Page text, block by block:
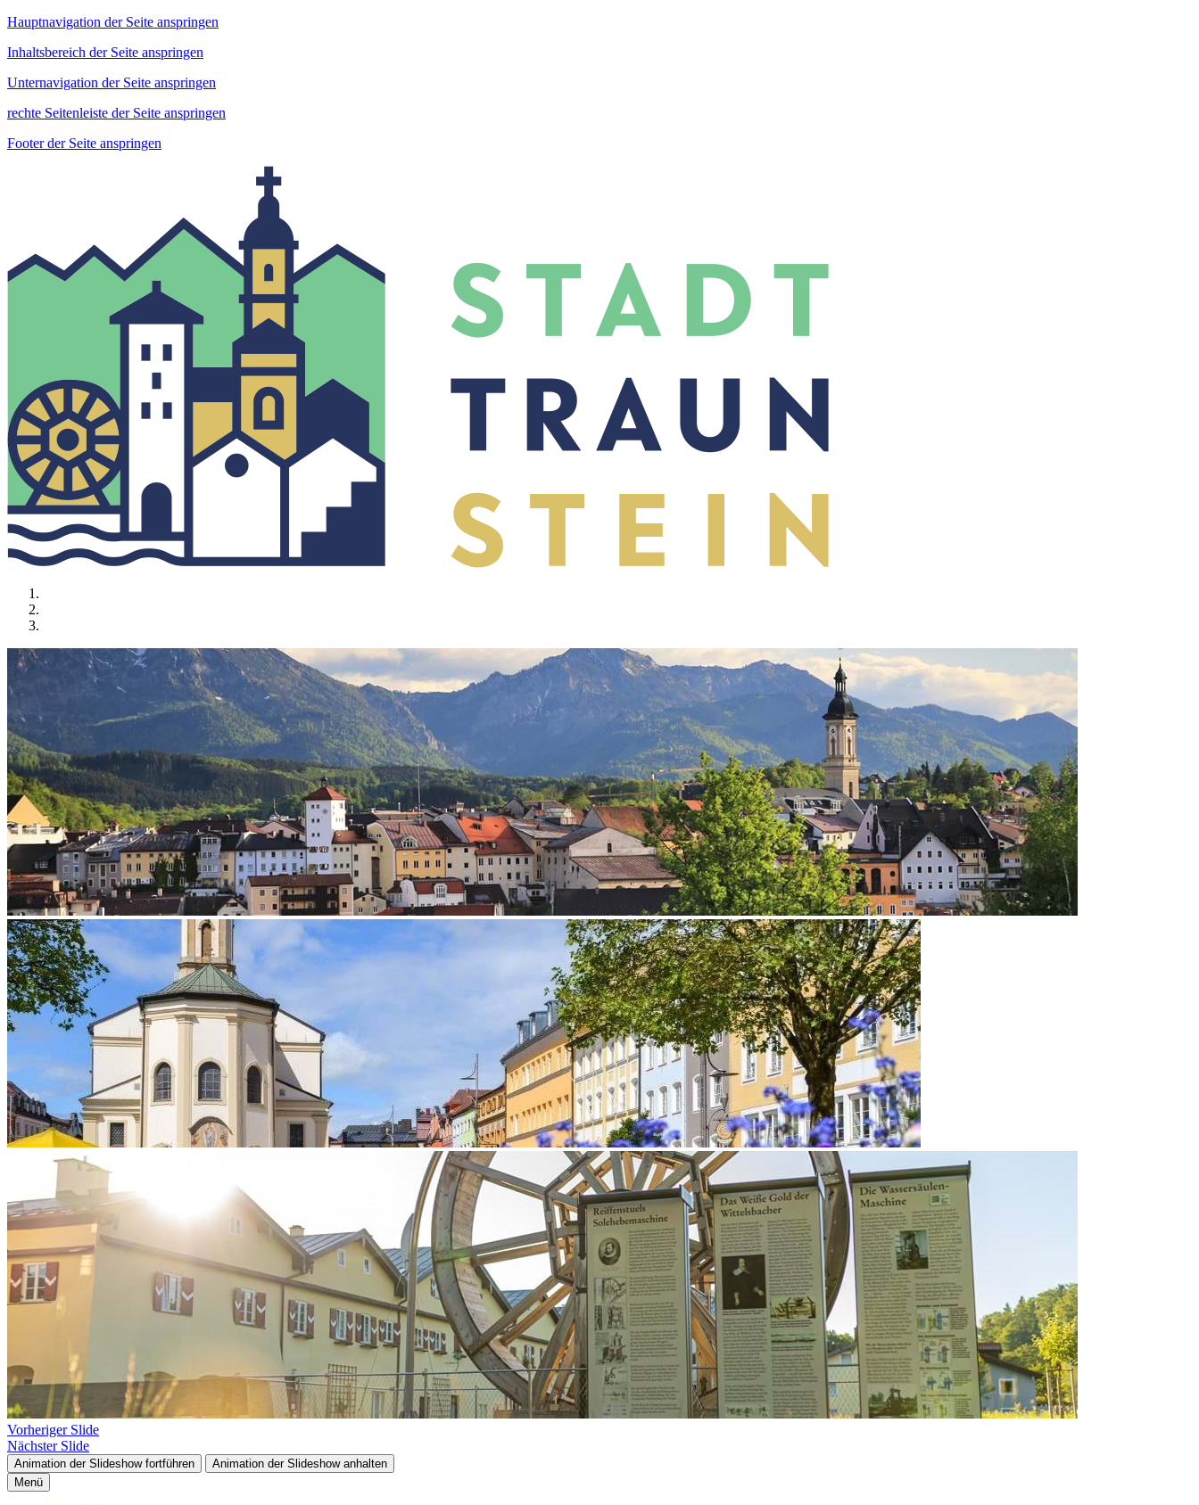
Hauptnavigation der Seite anspringen
Inhaltsbereich der Seite anspringen
Unternavigation der Seite anspringen
rechte Seitenleiste der Seite anspringen
Footer der Seite anspringen
Vorheriger Slide
Nächster Slide
Animation der Slideshow fortführen
Animation der Slideshow anhalten
Menü